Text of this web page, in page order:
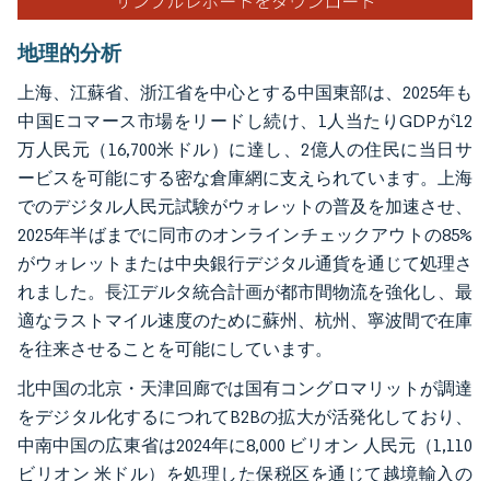
地理的分析
上海、江蘇省、浙江省を中心とする中国東部は、2025年も
中国Eコマース市場をリードし続け、1人当たりGDPが12
万人民元（16,700米ドル）に達し、2億人の住民に当日サ
ービスを可能にする密な倉庫網に支えられています。上海
でのデジタル人民元試験がウォレットの普及を加速させ、
2025年半ばまでに同市のオンラインチェックアウトの85%
がウォレットまたは中央銀行デジタル通貨を通じて処理さ
れました。長江デルタ統合計画が都市間物流を強化し、最
適なラストマイル速度のために蘇州、杭州、寧波間で在庫
を往来させることを可能にしています。
北中国の北京・天津回廊では国有コングロマリットが調達
をデジタル化するにつれてB2Bの拡大が活発化しており、
中南中国の広東省は2024年に8,000 ビリオン 人民元（1,110
ビリオン 米ドル）を処理した保税区を通じて越境輸入の